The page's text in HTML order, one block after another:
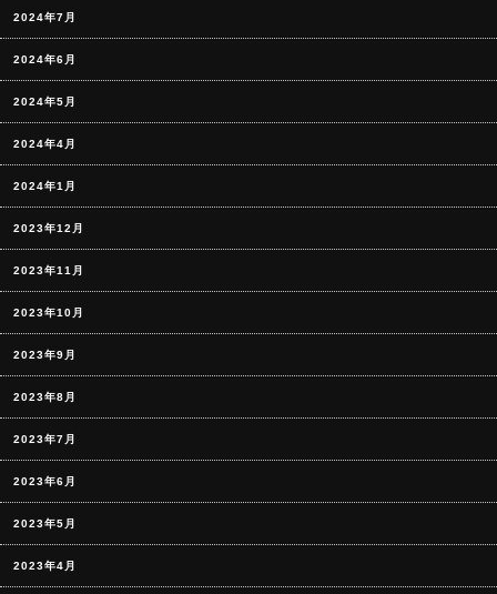
2024年7月
2024年6月
2024年5月
2024年4月
2024年1月
2023年12月
2023年11月
2023年10月
2023年9月
2023年8月
2023年7月
2023年6月
2023年5月
2023年4月